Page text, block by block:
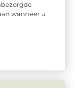
wanneer u